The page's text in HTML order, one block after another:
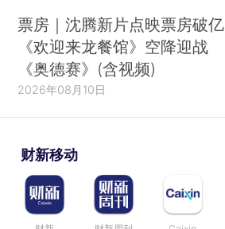
票房｜沈腾新片点映票房破亿
《欢迎来龙餐馆》空降迎战
《奥德赛》(含视频)
2026年08月10日
财新移动